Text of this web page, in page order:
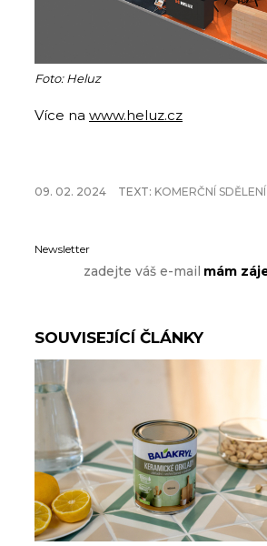
Foto: Heluz
Více na www.heluz.cz
09. 02. 2024 TEXT: KOMERČNÍ SDĚLENÍ
Newsletter
SOUVISEJÍCÍ ČLÁNKY